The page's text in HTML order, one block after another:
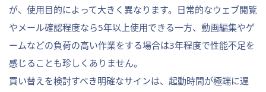
が、使用目的によって大きく異なります。日常的なウェブ閲覧
やメール確認程度なら5年以上使用できる一方、動画編集やゲ
ームなどの負荷の高い作業をする場合は3年程度で性能不足を
感じることも珍しくありません。
買い替えを検討すべき明確なサインは、起動時間が極端に遅